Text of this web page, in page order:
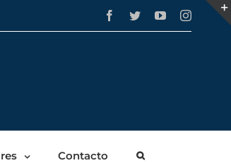
Facebook
TwitterYouTube
Contacto